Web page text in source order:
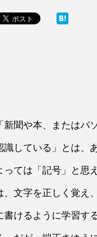
「新聞や本、または
識している」とは、
っては「記号」と思
、文字を正しく覚え
書けるように学習す